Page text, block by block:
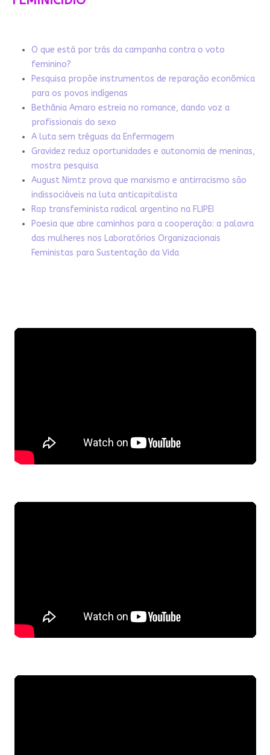
O que está por trás da campanha contra o voto
feminino?
Pesquisa propõe instrumentos de reparação econômica
para os povos indígenas
Bethânia Amaro estreia no romance, dando voz a
profissionais do sexo
A luta sem tréguas da Enfermagem
Gravidez reduz oportunidades e autonomia de meninas,
mostra pesquisa
August Nimtz prova que marxismo e antirracismo são
indissociáveis na luta anticapitalista
Rap transfeminista radical argentino na FLIPEI
Poesia que abre caminhos para a cooperação: a palavra
das mulheres nos Laboratórios Organizacionais
Feministas para Sustentação da Vida